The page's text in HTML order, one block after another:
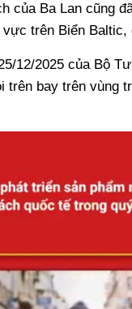
của Ba Lan cũng
trên Biển Baltic,
12/2025 của Bộ
trên bay trên vùng